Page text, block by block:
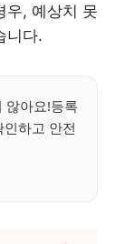
우, 예상치 못
니다.
않아요!등록
하고 안전